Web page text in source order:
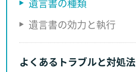
遺言書の種類
遺言書の効力と執行
よくあるトラブルと対処法